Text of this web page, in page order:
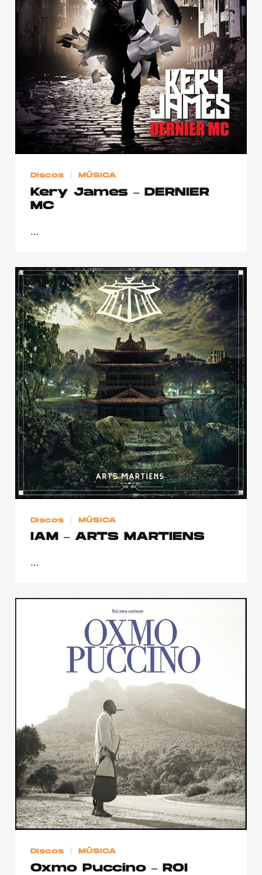
Discos MÚSICA
Kery James – DERNIER
MC
…
Discos MÚSICA
IAM – ARTS MARTIENS
…
Discos MÚSICA
Oxmo Puccino – ROI